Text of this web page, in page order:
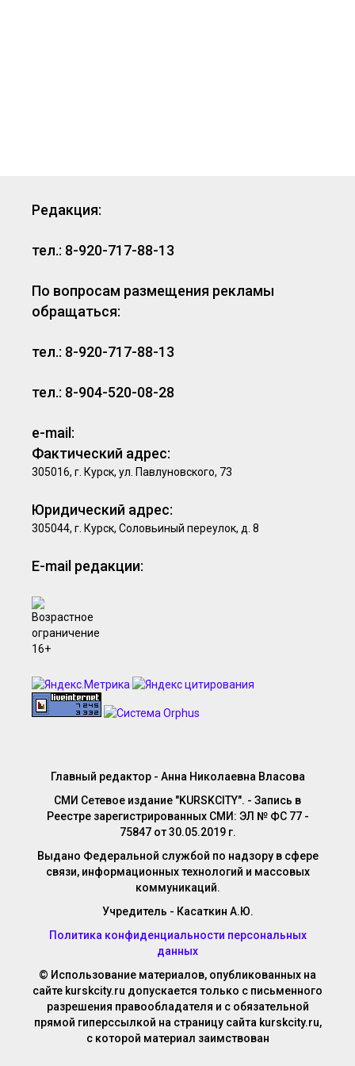
Редакция:
тел.: 8-920-717-88-13
По вопросам размещения рекламы
обращаться:
тел.: 8-920-717-88-13
тел.: 8-904-520-08-28
e-mail:
Фактический адрес:
305016, г. Курск, ул. Павлуновского, 73
Юридический адрес:
305044, г. Курск, Соловьиный переулок, д. 8
E-mail редакции:
Главный редактор - Анна Николаевна Власова
СМИ Сетевое издание "KURSKCITY". - Запись в
Реестре зарегистрированных СМИ: ЭЛ № ФС 77 -
75847 от 30.05.2019 г.
Выдано Федеральной службой по надзору в сфере
связи, информационных технологий и массовых
коммуникаций.
Учредитель - Касаткин А.Ю.
Политика конфиденциальности персональных
данных
© Использование материалов, опубликованных на
сайте kurskcity.ru допускается только с письменного
разрешения правообладателя и с обязательной
прямой гиперссылкой на страницу сайта kurskcity.ru,
с которой материал заимствован